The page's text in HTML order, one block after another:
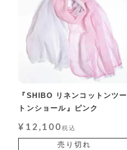
『SHIBO リネンコットンツー
トンショール』ピンク
¥ 12,100税込
売り切れ